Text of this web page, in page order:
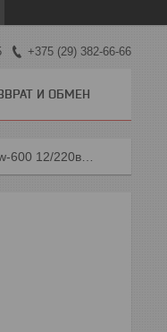
+375 (29) 382-66-66
И ОБМЕН
Автомобильный инвертор eplutus pw-600 12/220в 600вт